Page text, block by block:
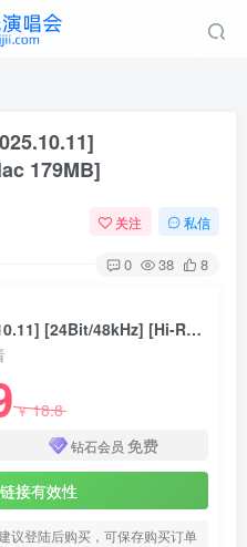
179MB]
关注 私信
0 38 8
STRAWDAY – START [2025.10.11] [24Bit/48kHz] [Hi-Res Flac 179MB]
￥18.8
钻石会员 免费
接有效性
议登陆后购买，可保存购买订单